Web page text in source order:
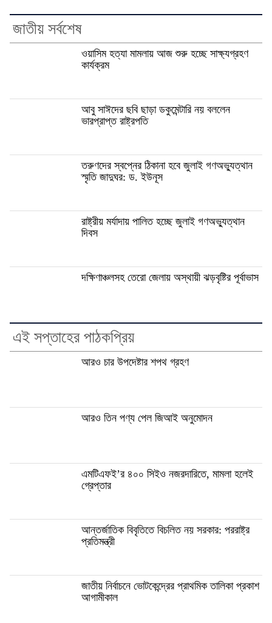
জাতীয় সর্বশেষ
ওয়াসিম হত্যা মামলায় আজ শুরু হচ্ছে সাক্ষ্যগ্রহণ
কার্যক্রম
আবু সাঈদের ছবি ছাড়া ডকুমেন্টারি নয় বললেন
ভারপ্রাপ্ত রাষ্ট্রপতি
তরুণদের স্বপ্নের ঠিকানা হবে জুলাই গণঅভ্যুত্থান
স্মৃতি জাদুঘর: ড. ইউনূস
রাষ্ট্রীয় মর্যাদায় পালিত হচ্ছে জুলাই গণঅভ্যুত্থান
দিবস
দক্ষিণাঞ্চলসহ তেরো জেলায় অস্থায়ী ঝড়বৃষ্টির পূর্বাভাস
এই সপ্তাহের পাঠকপ্রিয়
আরও চার উপদেষ্টার শপথ গ্রহণ
আরও তিন পণ্য পেল জিআই অনুমোদন
এমটিএফই’র ৪০০ সিইও নজরদারিতে, মামলা হলেই
গ্রেপ্তার
আন্তর্জাতিক বিবৃতিতে বিচলিত নয় সরকার: পররাষ্ট্র
প্রতিমন্ত্রী
জাতীয় নির্বাচনে ভোটকেন্দ্রের প্রাথমিক তালিকা প্রকাশ
আগামীকাল